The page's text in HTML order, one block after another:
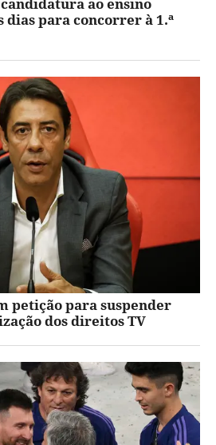
para concorrer à 1.ª
petição para suspender
dos direitos TV